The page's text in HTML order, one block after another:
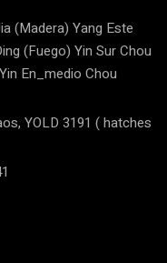
(Madera) Yang Este
(Fuego) Yin Sur Chou
En_medio Chou
YOLD 3191 ( hatches